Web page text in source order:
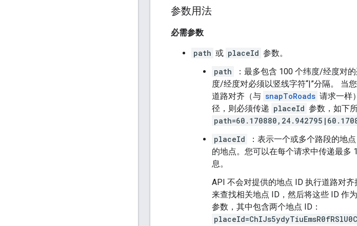
参数用法
必需参数
path 或 placeId 参数。
path
：最多包含 100 个纬度/经度对
度/经度对必须以竖线字符“|”分隔。 当
道路对齐（与 snapToRoads 请求一样
径，则必须传递 placeId 参数，如下
placeId
：表示一个或多个路段的地
的地点。您可以在每个请求中传递最多
息。
API 不会对提供的地点 ID 执行道路对
来查找相关地点 ID，然后将这些 ID 作为
参数，其中包含两个地点 ID：